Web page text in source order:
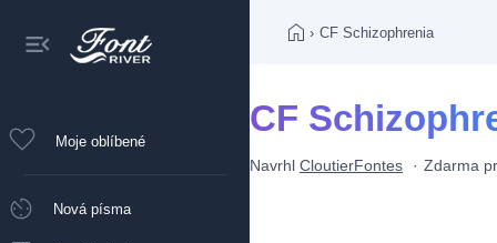
Moje oblíbené
Nová písma
› CF Schizophrenia
CF
Navrhl CloutierFontes Zdarma